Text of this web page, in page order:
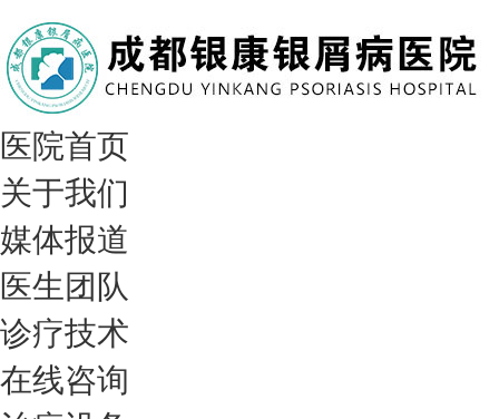
医院首页
关于我们
媒体报道
医生团队
诊疗技术
在线咨询